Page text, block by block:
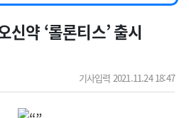
전문의) 직원모집
레지던트1년차) 모집
인턴 모집
학과 임기제 임상의사 채용
신약 ‘롤론티스’ 출시
기사입력 2021.11.24 18:47